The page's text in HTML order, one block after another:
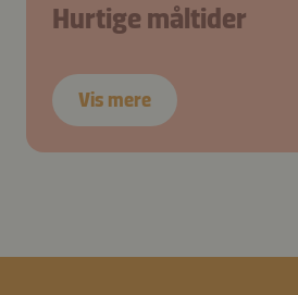
Hurtige måltider
Vis mere